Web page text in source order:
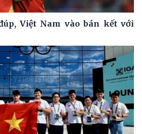
Việt Nam vào bán kết với